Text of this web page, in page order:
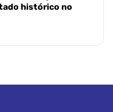
histórico no